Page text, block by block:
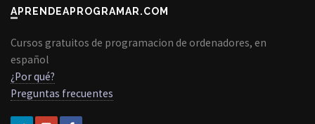
APRENDEAPROGRAMAR.COM
Cursos gratuitos de programacion de ordenadores, en
español
¿Por qué?
Preguntas frecuentes